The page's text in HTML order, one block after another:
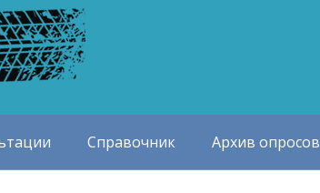
Справочник Архив опросов